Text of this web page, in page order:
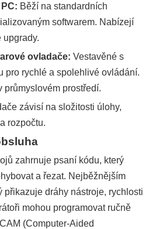
Běží na standardních
softwarem. Nabízejí
upgrady.
ovladače: Vestavěné s
pro rychlé a spolehlivé ovládání.
průmyslovém prostředí.
závisí na složitosti úlohy,
rozpočtu.
zahrnuje psaní kódu, který
a řezat. Nejběžnějším
přikazuje dráhy nástroje, rychlosti
mohou programovat ručně
(Computer-Aided